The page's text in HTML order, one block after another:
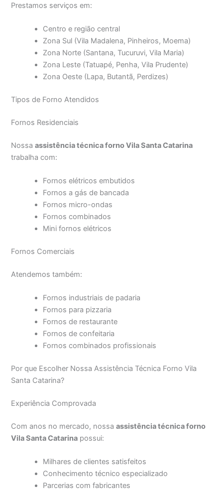
Prestamos serviços em:
Centro e região central
Zona Sul (Vila Madalena, Pinheiros, Moema)
Zona Norte (Santana, Tucuruvi, Vila Maria)
Zona Leste (Tatuapé, Penha, Vila Prudente)
Zona Oeste (Lapa, Butantã, Perdizes)
Tipos de Forno Atendidos
Fornos Residenciais
Nossaassistência técnica forno Vila Santa Catarina
trabalha com:
Fornos elétricos embutidos
Fornos a gás de bancada
Fornos micro-ondas
Fornos combinados
Mini fornos elétricos
Fornos Comerciais
Atendemos também:
Fornos industriais de padaria
Fornos para pizzaria
Fornos de restaurante
Fornos de confeitaria
Fornos combinados profissionais
Por que Escolher Nossa Assistência Técnica Forno Vila
Santa Catarina?
Experiência Comprovada
Com anos no mercado, nossaassistência técnica forno
Vila Santa Catarina possui:
Milhares de clientes satisfeitos
Conhecimento técnico especializado
Parcerias com fabricantes